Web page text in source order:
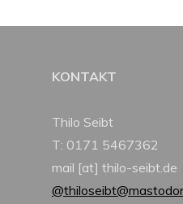
KONTAKT
Thilo Seibt
T: 0171 5467362
mail [at] thilo-seibt.de